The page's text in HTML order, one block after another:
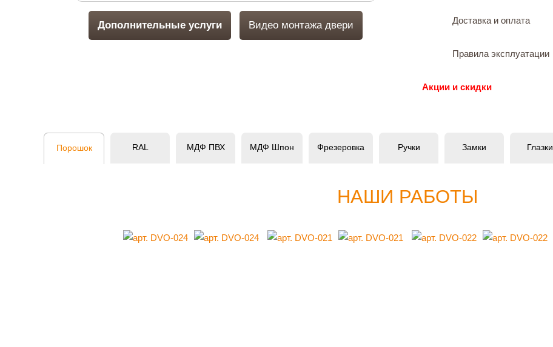
Дополнительные услуги Видео монтажа двери Доставка и оплата
Правила эксплуатации
Акции и скидки
Порошок RAL МДФ ПВХ МДФ Шпон Фрезеровка Ручки Замки Глазки
НАШИ РАБОТЫ